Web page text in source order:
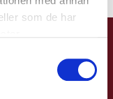
som de har